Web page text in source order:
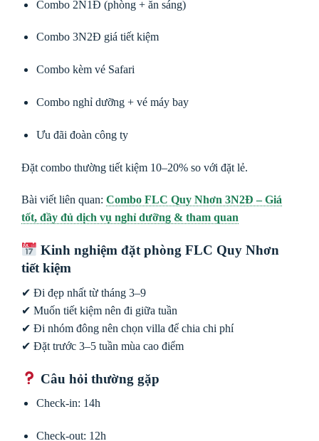
Combo 2N1Đ (phòng + ăn sáng)
Combo 3N2Đ giá tiết kiệm
Combo kèm vé Safari
Combo nghỉ dưỡng + vé máy bay
Ưu đãi đoàn công ty
Đặt combo thường tiết kiệm 10–20% so với đặt lẻ.
Bài viết liên quan: Combo FLC Quy Nhơn 3N2Đ – Giá
tốt, đầy đủ dịch vụ nghỉ dưỡng & tham quan
Kinh nghiệm đặt phòng FLC Quy Nhơn
tiết kiệm
✔ Đi đẹp nhất từ tháng 3–9
✔ Muốn tiết kiệm nên đi giữa tuần
✔ Đi nhóm đông nên chọn villa để chia chi phí
✔ Đặt trước 3–5 tuần mùa cao điểm
Câu hỏi thường gặp
Check-in: 14h
Check-out: 12h